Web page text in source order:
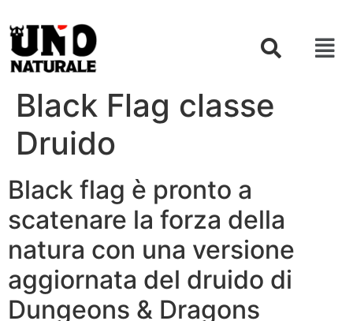
Black Flag classe
Druido
Black flag è pronto a
scatenare la forza della
natura con una versione
aggiornata del druido di
Dungeons & Dragons